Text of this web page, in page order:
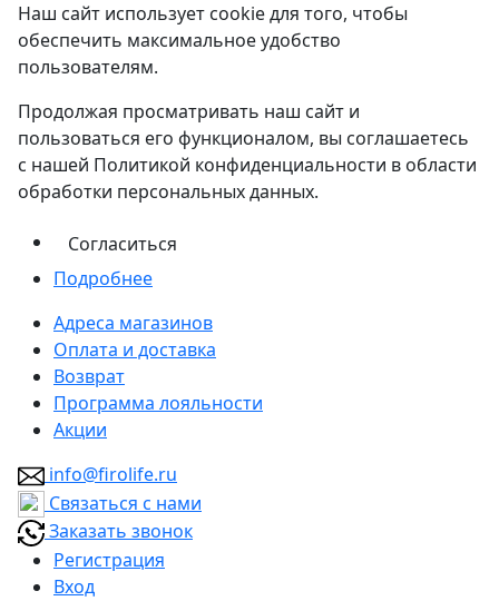
Наш сайт использует cookie для того, чтобы
обеспечить максимальное удобство
пользователям.
Продолжая просматривать наш сайт и
пользоваться его функционалом, вы соглашаетесь
с нашей Политикой конфиденциальности в области
обработки персональных данных.
Согласиться
Подробнее
Адреса магазинов
Оплата и доставка
Возврат
Программа лояльности
Акции
info@firolife.ru
Связаться с нами
Заказать звонок
Регистрация
Вход